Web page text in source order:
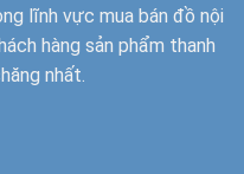
lĩnh vực mua bán đồ nội
hàng sản phẩm thanh
nhất.